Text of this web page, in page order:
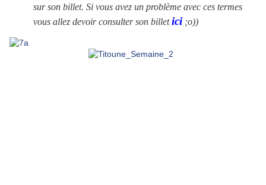
sur son billet. Si vous avez un problème avec ces termes
vous allez devoir consulter son billetici ;o))